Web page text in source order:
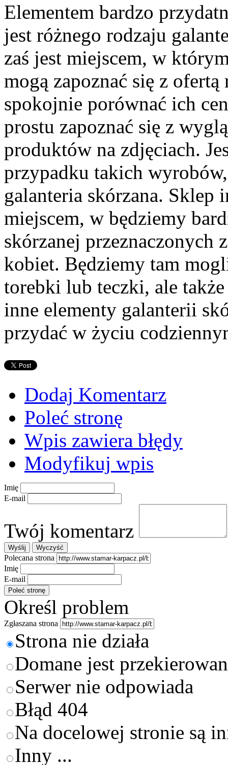
Elementem bardzo
jest różnego rodzaju
zaś jest miejscem, w
mogą zapoznać się z
spokojnie porównać ich
prostu zapoznać się z
produktów na zdjęciach.
przypadku takich
galanteria skórzana.
miejscem, w będziemy
skórzanej przeznaczonych
kobiet. Będziemy tam
torebki lub teczki, ale
inne elementy galanterii
przydać w życiu
Dodaj Komentarz
Poleć stronę
Wpis zawiera błędy
Modyfikuj wpis
Imię
E-mail
Twój komentarz
Polecana strona
Imię
E-mail
Określ problem
Zgłaszana strona
Strona nie działa
Domane jest
Serwer nie odpowiada
Błąd 404
Na docelowej stronie są
Inny ...